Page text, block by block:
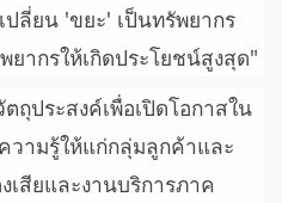
ปลี่ยน 'ขยะ' เป็นทรัพยากร
ยากรให้เกิดประโยชน์สูงสุด"
ถุประสงค์เพื่อเปิดโอกาสใน
วามรู้ให้แก่กลุ่มลูกค้าและ
สียและงานบริการภาค